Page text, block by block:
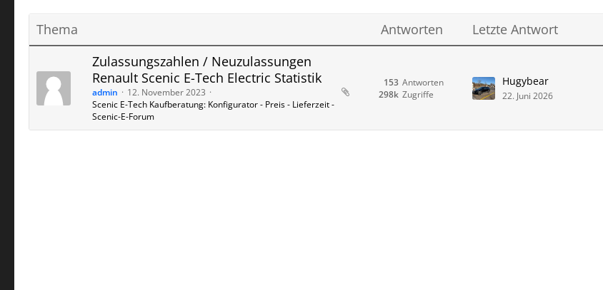
Thema Antworten
Letzte Antwort
Zulassungszahlen / Neuzulassungen
Renault Scenic E-Tech Electric Statistik
admin
12. November 2023
Scenic E-Tech Kaufberatung: Konfigurator - Preis - Lieferzeit -
Scenic-E-Forum
Antworten
153
Zugriffe
298k
Hugybear
22. Juni 2026